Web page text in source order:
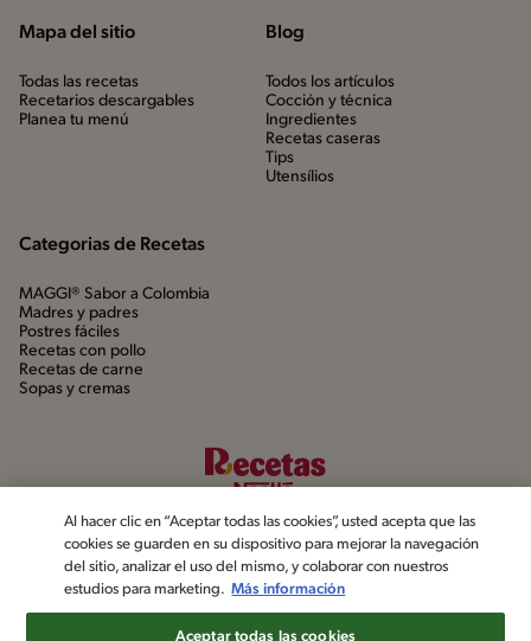
Mapa del sitio
Todas las recetas
Recetarios descargables
Planea tu menú
Blog
Todos los artículos
Cocción y técnica
Ingredientes
Recetas caseras
Tips
Utensílios
Categorias de Recetas
MAGGI® Sabor a Colombia
Madres y padres
Postres fáciles
Recetas con pollo
Recetas de carne
Sopas y cremas
©2022, Nestlé. Marcas registradas por Société dels Produits Nestlé,
Al hacer clic en “Aceptar todas las cookies”, usted acepta que las
cookies se guarden en su dispositivo para mejorar la navegación
del sitio, analizar el uso del mismo, y colaborar con nuestros
estudios para marketing. Más información
Aceptar todas las cookies